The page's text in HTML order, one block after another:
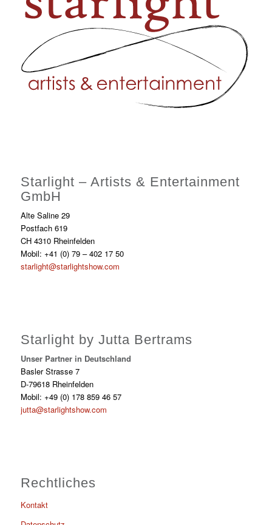
Starlight – Artists & Entertainment
GmbH
Alte Saline 29
Postfach 619
CH 4310 Rheinfelden
Mobil: +41 (0) 79 – 402 17 50
starlight@starlightshow.com
Starlight by Jutta Bertrams
Unser Partner in Deutschland
Basler Strasse 7
D-79618 Rheinfelden
Mobil: +49 (0) 178 859 46 57
jutta@starlightshow.com
Rechtliches
Kontakt